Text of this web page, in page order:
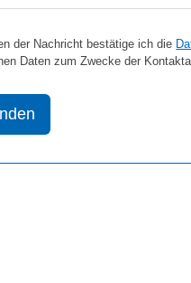
der Nachricht bestätige ich die
Daten zum Zwecke der